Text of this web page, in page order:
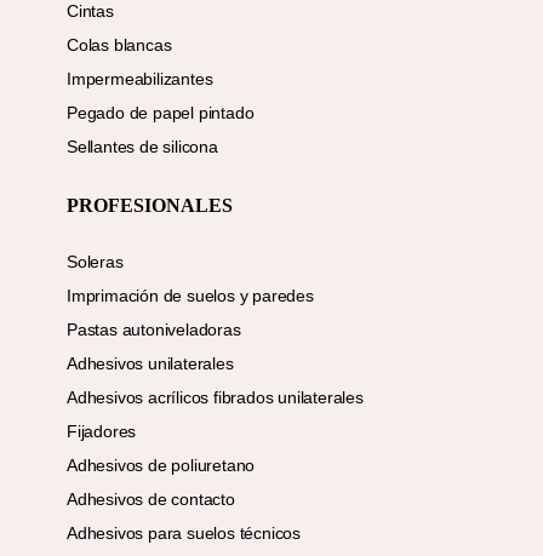
Cintas
Colas blancas
Impermeabilizantes
Pegado de papel pintado
Sellantes de silicona
PROFESIONALES
Soleras
Imprimación de suelos y paredes
Pastas autoniveladoras
Adhesivos unilaterales
Adhesivos acrílicos fibrados unilaterales
Fijadores
Adhesivos de poliuretano
Adhesivos de contacto
Adhesivos para suelos técnicos